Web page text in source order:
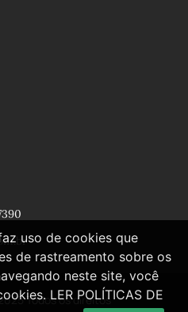
Todos os direitos
uso de cookies que
de rastreamento sobre os
neste site, você
LER POLÍTICAS DE